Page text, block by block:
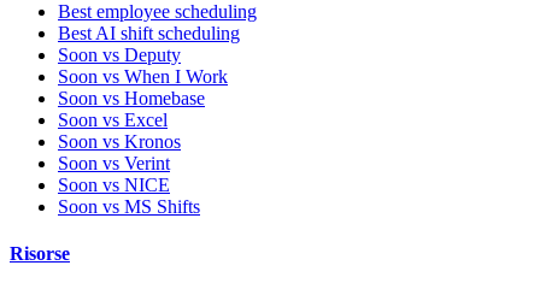
Best employee scheduling
Best AI shift scheduling
Soon vs Deputy
Soon vs When I Work
Soon vs Homebase
Soon vs Excel
Soon vs Kronos
Soon vs Verint
Soon vs NICE
Soon vs MS Shifts
Risorse